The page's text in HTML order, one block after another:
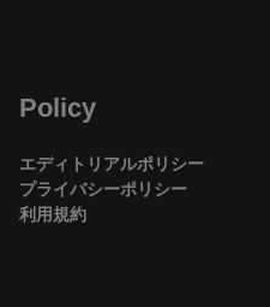
Policy
エディトリアルポリシー
プライバシーポリシー
利用規約